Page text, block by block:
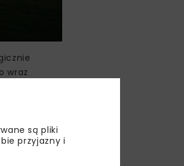
wraz
są pliki
przyjazny i